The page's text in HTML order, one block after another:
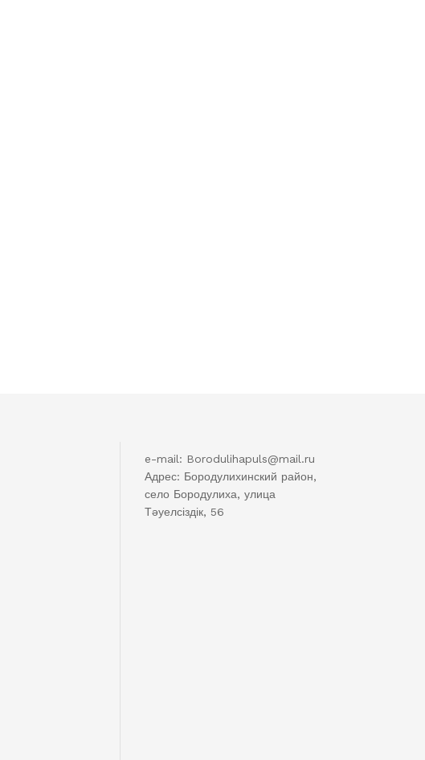
e-mail: Borodulihapuls@mail.ru
Адрес: Бородулихинский район,
село Бородулиха, улица
Тәуелсіздік, 56